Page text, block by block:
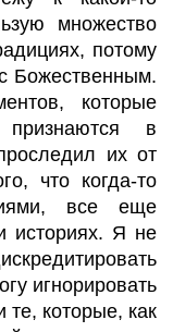
множество
потому
Божественным.
которые
в
их от
что когда-то
все еще
историях. Я не
игнорировать
те, которые, как